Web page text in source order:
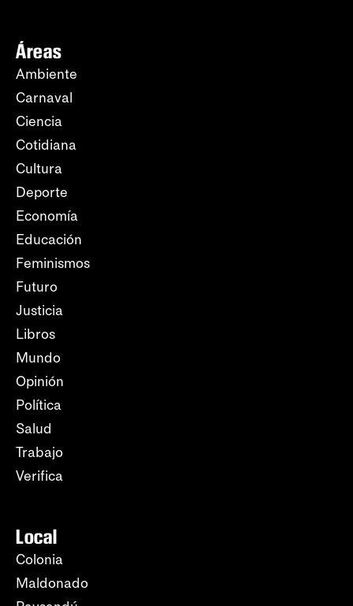
Áreas
Ambiente
Carnaval
Ciencia
Cotidiana
Cultura
Deporte
Economía
Educación
Feminismos
Futuro
Justicia
Libros
Mundo
Opinión
Política
Salud
Trabajo
Verifica
Local
Colonia
Maldonado